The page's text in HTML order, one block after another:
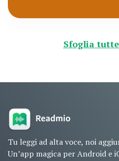
Sfoglia
Tu leggi ad alta voce, noi
Un’app magica per Android e